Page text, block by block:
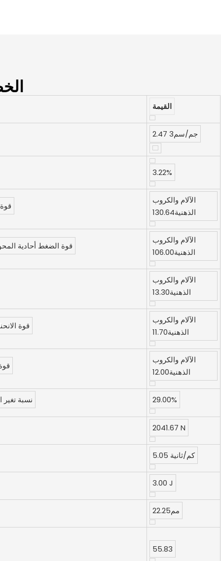
القيمة
2.47 جم/سم3
3.22%
الآلام والكروب
الذهنية130.64
قوة الضغط أحادية
الآلام والكروب
الذهنية106.00
الآلام والكروب
الذهنية13.30
قوة
الآلام والكروب
الذهنية11.70
الآلام والكروب
الذهنية12.00
نسبة تغير الحجم (140 29.00%
2041.67 N
5.05 كم/ثانية
3.00 J
مم22.25
55.83